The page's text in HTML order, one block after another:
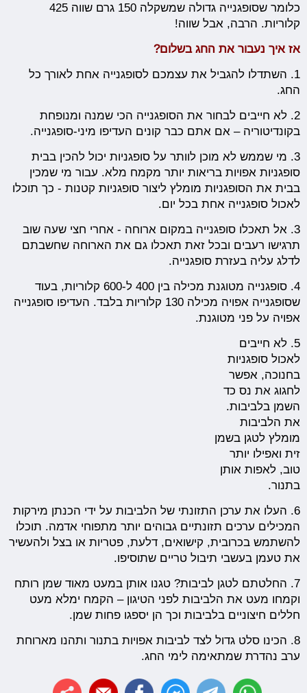
כלומר שסופגנייה גדולה שמשקלה 150 גרם שווה 425
קלוריות. הרבה, אבל שווה!
אז איך נעבור את החג בשלום?
1. השתדלו להגביל את עצמכם לסופגנייה אחת לאורך כל
החג.
2. לא חייבים לבחור את הסופגנייה הכי שמנה ומנופחת
בקונדיטוריה – אם אתם כבר קונים העדיפו מיני-סופגנייה.
3. מי שממש לא מוכן לוותר על סופגניות יכול להכין בבית
סופגניות אפויות בריאות יותר מקמח מלא. עבור מי שמכין
בבית את הסופגניות מומלץ ליצור סופגניות קטנות - כך תוכלו
לאכול סופגנייה אחת בכל יום.
3. אל תאכלו סופגנייה במקום ארוחה - אחרי חצי שעה שוב
תרגישו רעבים ובכל זאת תאכלו גם את הארוחה שחשבתם
לדלג עליה בעזרת סופגנייה.
4. סופגנייה מטוגנת מכילה בין 400 ל-600 קלוריות, בעוד
שסופגנייה אפויה מכילה 130 קלוריות בלבד. העדיפו סופגנייה
אפויה על פני מטוגנת.
5. לא חייבים
לאכול סופגניות
בחנוכה, אפשר
לחגוג את נס כד
השמן בלביבות.
את הלביבות
מומלץ לטגן בשמן
זית ואפילו יותר
טוב, לאפות אותן
בתנור.
6. העלו את ערכן התזונתי של הלביבות על ידי הכנתן מירקות
המכילים ערכים תזונתיים גבוהים יותר מתפוחי אדמה. תוכלו
להשתמש בכרובית, קישואים, דלעת, פטריות או בצל ולהעשיר
את טעמן בעשבי תיבול טריים שתוסיפו.
7. החלטתם לטגן לביבות? טגנו אותן במעט מאוד שמן רותח
וקמחו מעט את הלביבות לפני הטיגון – הקמח ימלא מעט
חללים חיצוניים בלביבות וכך הן יספגו פחות שמן.
8. הכינו סלט גדול לצד לביבות אפויות בתנור ותהנו מארוחת
ערב נהדרת שמתאימה לימי החג.